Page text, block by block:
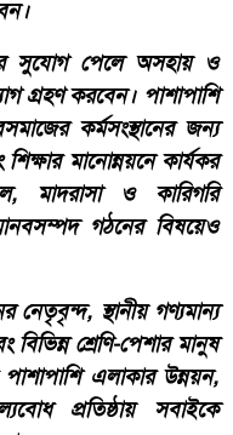
সুযোগ পেলে অসহায় ও
গ্রহণ করবেন। পাশাপাশি
কর্মসংস্থানের জন্য
মানোন্নয়নে কার্যকর
মাদরাসা ও কারিগরি
গঠনের বিষয়েও
নেতৃবৃন্দ, স্থানীয় গণ্যমান্য
শ্রেণি-পেশার মানুষ
এলাকার উন্নয়ন,
প্রতিষ্ঠায় সবাইকে